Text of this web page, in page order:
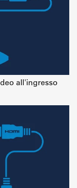
all'ingresso